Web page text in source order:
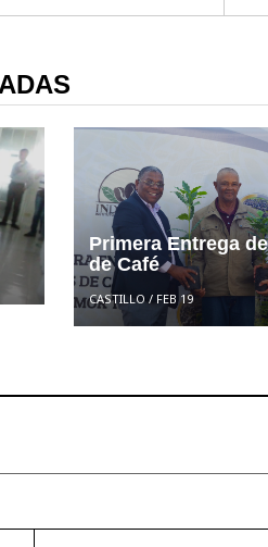
Primera Entrega
de Café
CASTILLO / FEB 19